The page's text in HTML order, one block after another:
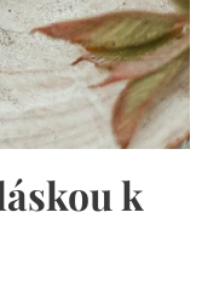
k